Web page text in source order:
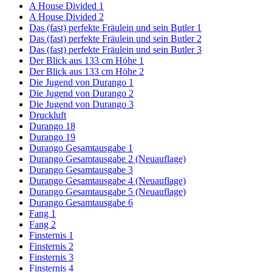
A House Divided 1
A House Divided 2
Das (fast) perfekte Fräulein und sein Butler 1
Das (fast) perfekte Fräulein und sein Butler 2
Das (fast) perfekte Fräulein und sein Butler 3
Der Blick aus 133 cm Höhe 1
Der Blick aus 133 cm Höhe 2
Die Jugend von Durango 1
Die Jugend von Durango 2
Die Jugend von Durango 3
Druckluft
Durango 18
Durango 19
Durango Gesamtausgabe 1
Durango Gesamtausgabe 2 (Neuauflage)
Durango Gesamtausgabe 3
Durango Gesamtausgabe 4 (Neuauflage)
Durango Gesamtausgabe 5 (Neuauflage)
Durango Gesamtausgabe 6
Fang 1
Fang 2
Finsternis 1
Finsternis 2
Finsternis 3
Finsternis 4